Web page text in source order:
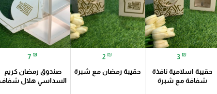
3 ₪
حقيبة اسلامية نافذة
شفافة مع شبرة
2 ₪
حقيبة رمضان مع شبرة
7 ₪
صندوق رمضان كريم
السداسي هلال شفاف